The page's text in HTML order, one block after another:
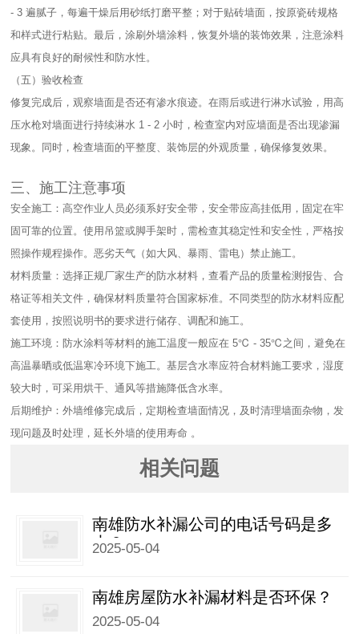
- 3 遍腻子，每遍干燥后用砂纸打磨平整；对于贴砖墙面，按原瓷砖规格
和样式进行粘贴。最后，涂刷外墙涂料，恢复外墙的装饰效果，注意涂料
应具有良好的耐候性和防水性。​
（五）验收检查​
修复完成后，观察墙面是否还有渗水痕迹。在雨后或进行淋水试验，用高
压水枪对墙面进行持续淋水 1 - 2 小时，检查室内对应墙面是否出现渗漏
现象。同时，检查墙面的平整度、装饰层的外观质量，确保修复效果。​
三、施工注意事项​
安全施工：高空作业人员必须系好安全带，安全带应高挂低用，固定在牢
固可靠的位置。使用吊篮或脚手架时，需检查其稳定性和安全性，严格按
照操作规程操作。恶劣天气（如大风、暴雨、雷电）禁止施工。​
材料质量：选择正规厂家生产的防水材料，查看产品的质量检测报告、合
格证等相关文件，确保材料质量符合国家标准。不同类型的防水材料应配
套使用，按照说明书的要求进行储存、调配和施工。​
施工环境：防水涂料等材料的施工温度一般应在 5℃ - 35℃之间，避免在
高温暴晒或低温寒冷环境下施工。基层含水率应符合材料施工要求，湿度
较大时，可采用烘干、通风等措施降低含水率。​
后期维护：外墙维修完成后，定期检查墙面情况，及时清理墙面杂物，发
现问题及时处理，延长外墙的使用寿命 。
相关问题
南雄防水补漏公司的电话号码是多
少？
2025-05-04
南雄房屋防水补漏材料是否环保？
2025-05-04